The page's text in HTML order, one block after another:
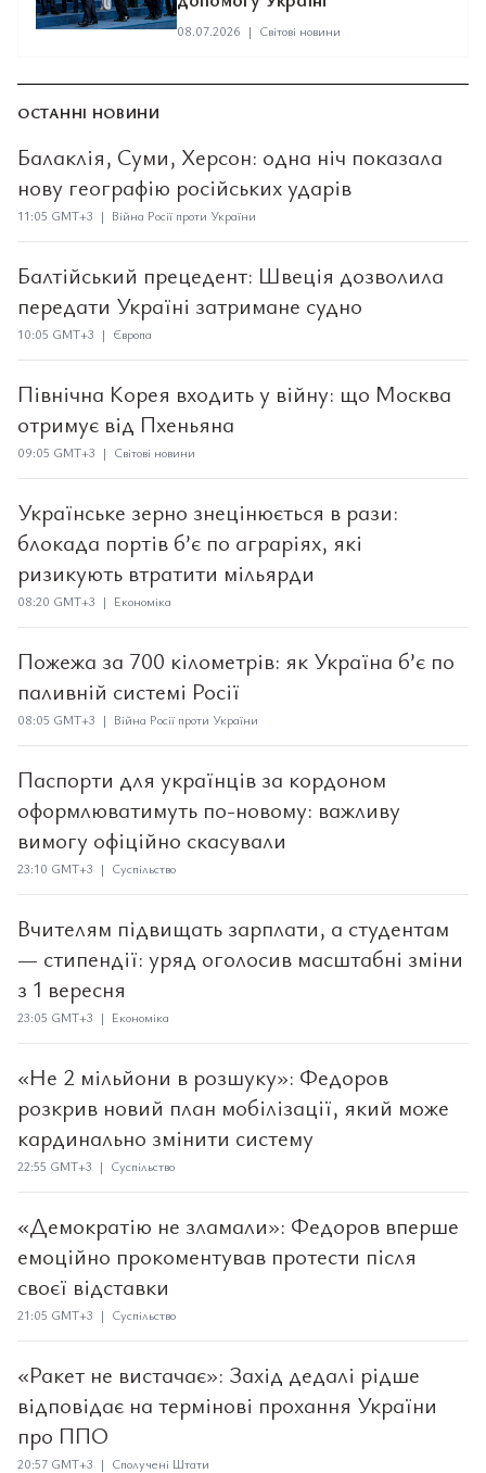
08.07.2026 | Світові новини
ОСТАННІ НОВИНИ
Балаклія, Суми, Херсон: одна ніч показала
нову географію російських ударів
11:05 GMT+3 | Війна Росії проти України
Балтійський прецедент: Швеція дозволила
передати Україні затримане судно
10:05 GMT+3 | Європа
Північна Корея входить у війну: що Москва
отримує від Пхеньяна
09:05 GMT+3 | Світові новини
Українське зерно знецінюється в рази:
блокада портів б’є по аграріях, які
ризикують втратити мільярди
08:20 GMT+3 | Економіка
Пожежа за 700 кілометрів: як Україна б’є по
паливній системі Росії
08:05 GMT+3 | Війна Росії проти України
Паспорти для українців за кордоном
оформлюватимуть по-новому: важливу
вимогу офіційно скасували
23:10 GMT+3 | Суспільство
Вчителям підвищать зарплати, а студентам
— стипендії: уряд оголосив масштабні зміни
з 1 вересня
23:05 GMT+3 | Економіка
«Не 2 мільйони в розшуку»: Федоров
розкрив новий план мобілізації, який може
кардинально змінити систему
22:55 GMT+3 | Суспільство
«Демократію не зламали»: Федоров вперше
емоційно прокоментував протести після
своєї відставки
21:05 GMT+3 | Суспільство
«Ракет не вистачає»: Захід дедалі рідше
відповідає на термінові прохання України
про ППО
20:57 GMT+3 | Сполучені Штати